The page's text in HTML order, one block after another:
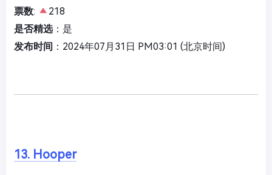
票数:
218
是否精选：是
发布时间 ：2024年07月31日 PM03:01 (北京时间)
13. Hooper